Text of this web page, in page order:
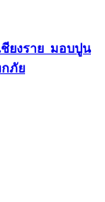
ชียงราย มอบปูน
ภัย